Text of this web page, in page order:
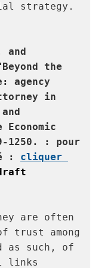
strategy.
and
the
agency
in
1250. : pour
: cliquer
are often
trust among
as such, of
links